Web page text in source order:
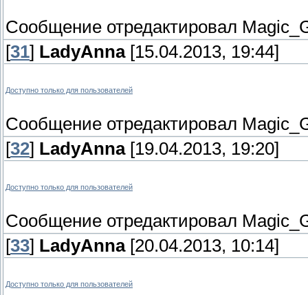
Сообщение отредактировал
[31] LadyAnna[15.04.2013, 19:44]
Доступно только для пользователей
Сообщение отредактировал
[32] LadyAnna[19.04.2013, 19:20]
Доступно только для пользователей
Сообщение отредактировал
[33] LadyAnna[20.04.2013, 10:14]
Доступно только для пользователей